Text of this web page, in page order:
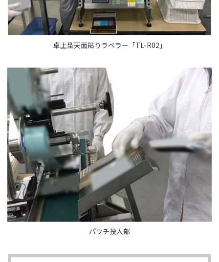
卓上型天面貼りラベラー「TL-R02」
パウチ投入部